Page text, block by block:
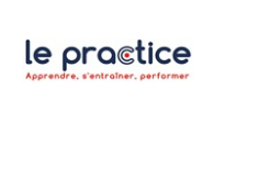
contenu